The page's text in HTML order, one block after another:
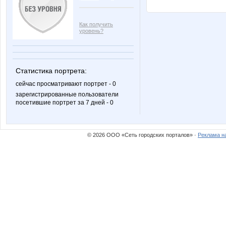
Как получить
уровень?
Статистика портрета:
сейчас просматривают портрет - 0
зарегистрированные пользователи
посетившие портрет за 7 дней - 0
© 2026 ООО «Сеть городских порталов» · Реклама